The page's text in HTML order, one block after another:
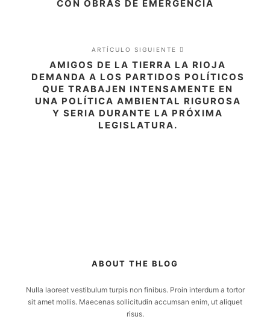
CON OBRAS DE EMERGENCIA
ARTÍCULO SIGUIENTE
AMIGOS DE LA TIERRA LA RIOJA
DEMANDA A LOS PARTIDOS POLÍTICOS
QUE TRABAJEN INTENSAMENTE EN
UNA POLÍTICA AMBIENTAL RIGUROSA
Y SERIA DURANTE LA PRÓXIMA
LEGISLATURA.
ABOUT THE BLOG
Nulla laoreet vestibulum turpis non finibus. Proin interdum a tortor
sit amet mollis. Maecenas sollicitudin accumsan enim, ut aliquet
risus.